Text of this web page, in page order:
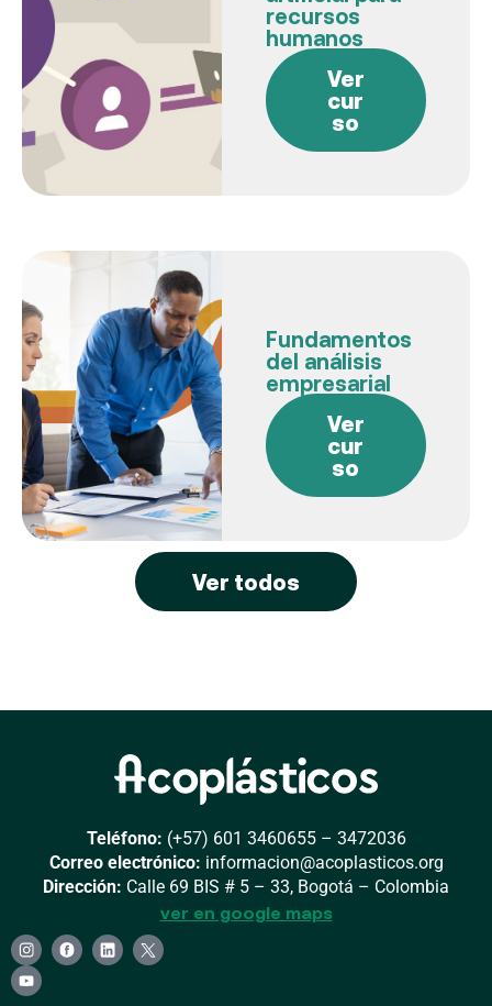
recursos
humanos
Ver
cur
so
Fundamentos
del análisis
empresarial
Ver
cur
so
Ver todos
Teléfono: (+57) 601 3460655 – 3472036
Correo electrónico: informacion@acoplasticos.org
Dirección: Calle 69 BIS # 5 – 33, Bogotá – Colombia
ver en google maps